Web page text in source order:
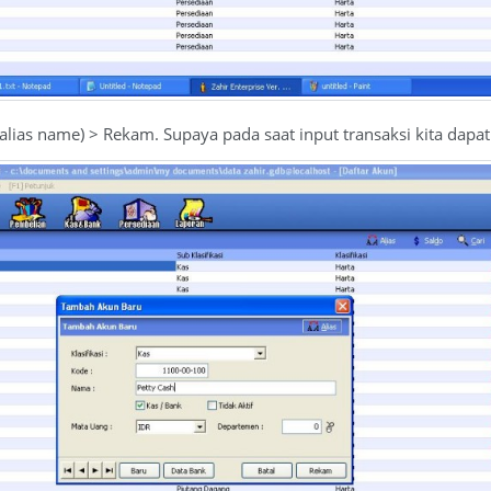
name) > Rekam. Supaya pada saat input transaksi kita